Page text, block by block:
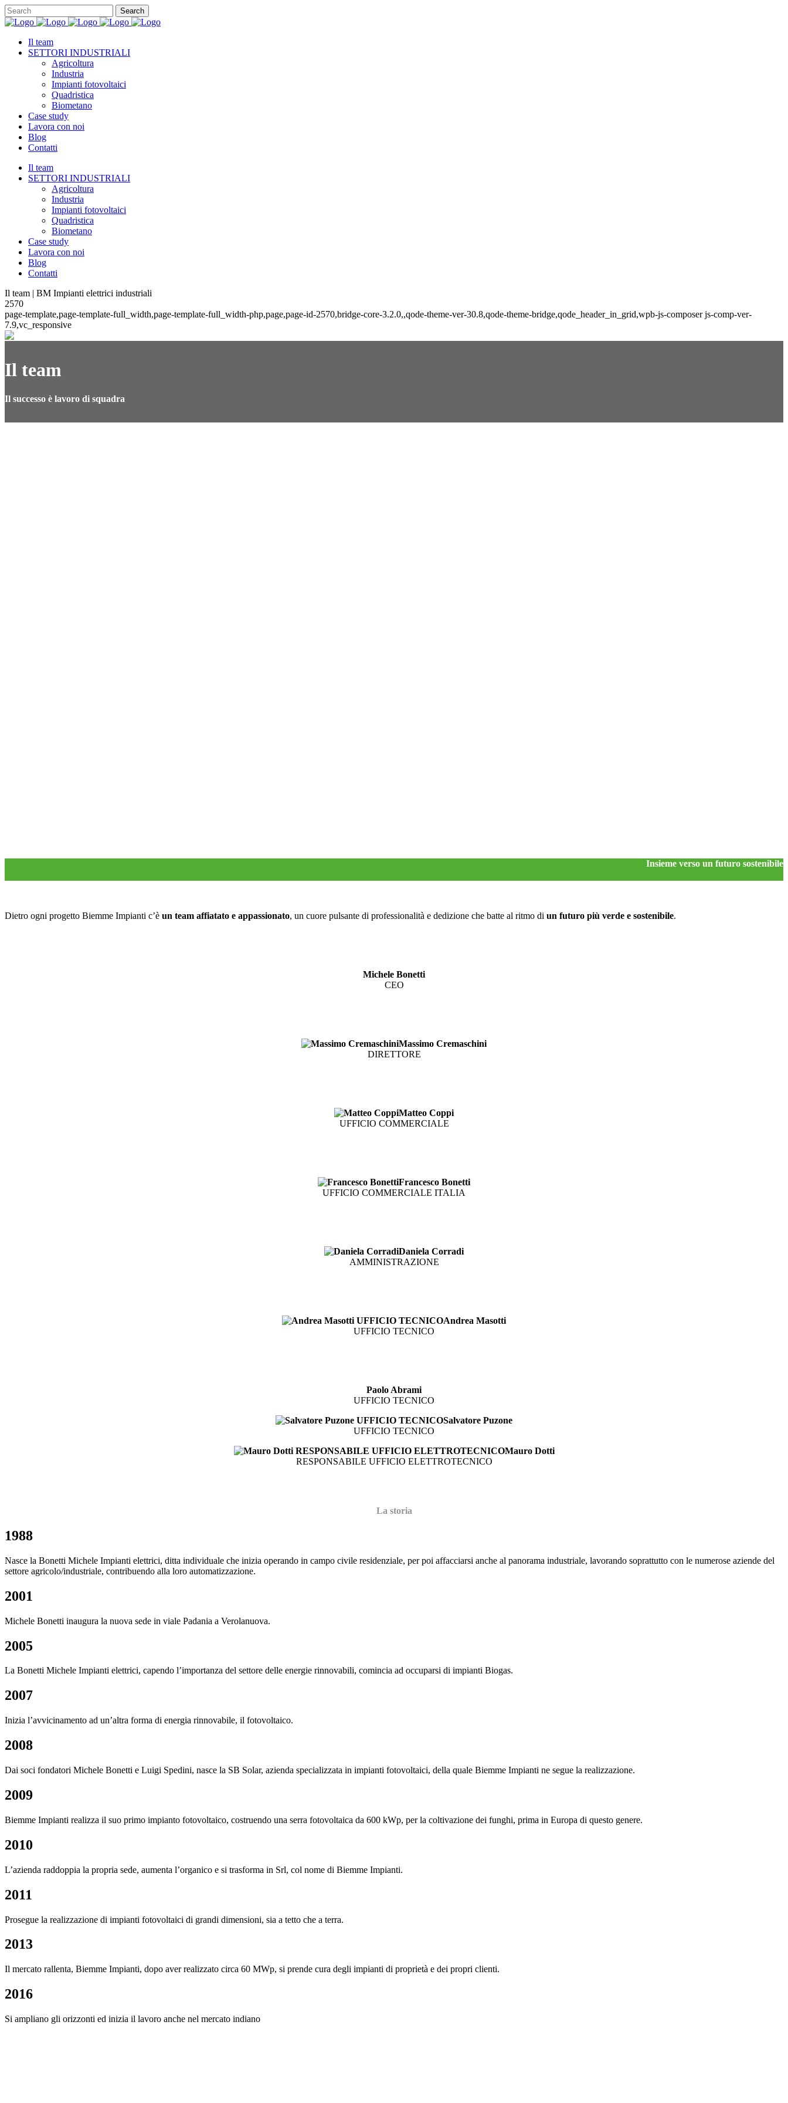
Il team
SETTORI INDUSTRIALI
Agricoltura
Industria
Impianti fotovoltaici
Quadristica
Biometano
Case study
Lavora con noi
Blog
Contatti
Il team
SETTORI INDUSTRIALI
Agricoltura
Industria
Impianti fotovoltaici
Quadristica
Biometano
Case study
Lavora con noi
Blog
Contatti
Il team | BM Impianti elettrici industriali
2570
page-template,page-template-full_width,page-template-full_width-php,page,page-id-2570,bridge-core-3.2.0,,qode-theme-ver-30.8,qode-theme-bridge,qode_header_in_grid,wpb-js-composer js-comp-ver-
7.9,vc_responsive
Il team
Il successo è lavoro di squadra
Insieme verso un futuro sostenibile
Dietro ogni progetto Biemme Impianti c’è un team affiatato e appassionato, un cuore pulsante di professionalità e dedizione che batte al ritmo di un futuro più verde e sostenibile.
Michele Bonetti
CEO
Massimo Cremaschini
DIRETTORE
Matteo Coppi
UFFICIO COMMERCIALE
Francesco Bonetti
UFFICIO COMMERCIALE ITALIA
Daniela Corradi
AMMINISTRAZIONE
Andrea Masotti
UFFICIO TECNICO
Paolo Abrami
UFFICIO TECNICO
Salvatore Puzone
UFFICIO TECNICO
Mauro Dotti
RESPONSABILE UFFICIO ELETTROTECNICO
La storia
1988
Nasce la Bonetti Michele Impianti elettrici, ditta individuale che inizia operando in campo civile residenziale, per poi affacciarsi anche al panorama industriale, lavorando soprattutto con le numerose aziende del
settore agricolo/industriale, contribuendo alla loro automatizzazione.
2001
Michele Bonetti inaugura la nuova sede in viale Padania a Verolanuova.
2005
La Bonetti Michele Impianti elettrici, capendo l’importanza del settore delle energie rinnovabili, comincia ad occuparsi di impianti Biogas.
2007
Inizia l’avvicinamento ad un’altra forma di energia rinnovabile, il fotovoltaico.
2008
Dai soci fondatori Michele Bonetti e Luigi Spedini, nasce la SB Solar, azienda specializzata in impianti fotovoltaici, della quale Biemme Impianti ne segue la realizzazione.
2009
Biemme Impianti realizza il suo primo impianto fotovoltaico, costruendo una serra fotovoltaica da 600 kWp, per la coltivazione dei funghi, prima in Europa di questo genere.
2010
L’azienda raddoppia la propria sede, aumenta l’organico e si trasforma in Srl, col nome di Biemme Impianti.
2011
Prosegue la realizzazione di impianti fotovoltaici di grandi dimensioni, sia a tetto che a terra.
2013
Il mercato rallenta, Biemme Impianti, dopo aver realizzato circa 60 MWp, si prende cura degli impianti di proprietà e dei propri clienti.
2016
Si ampliano gli orizzonti ed inizia il lavoro anche nel mercato indiano